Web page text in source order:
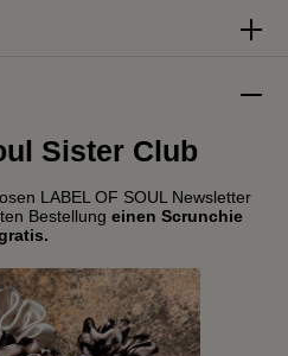
Sister Club
LABEL OF SOUL Newsletter
Bestellung einen Scrunchie